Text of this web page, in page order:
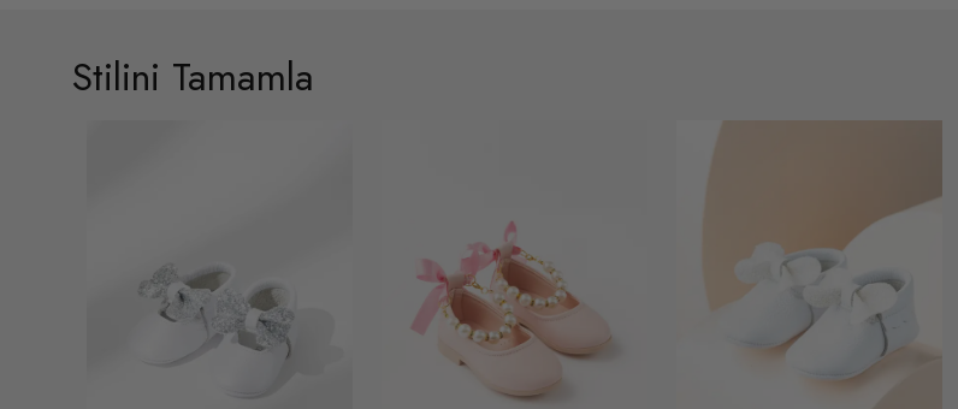
Stilini Tamamla